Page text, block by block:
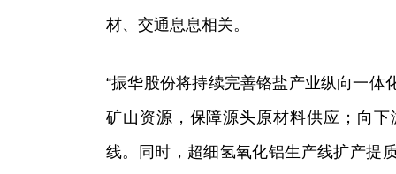
材、交通息息相关。
“振华股份将持续完善铬盐产业纵向一
矿山资源，保障源头原材料供应；向
线。同时，超细氢氧化铝生产线扩产提